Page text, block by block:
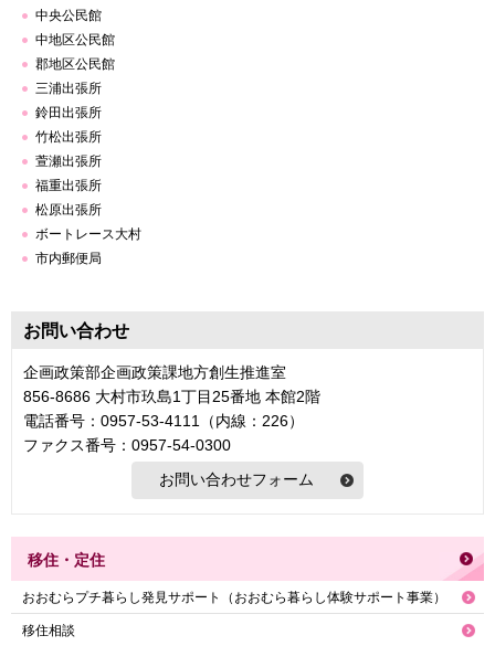
中央公民館
中地区公民館
郡地区公民館
三浦出張所
鈴田出張所
竹松出張所
萱瀬出張所
福重出張所
松原出張所
ボートレース大村
市内郵便局
お問い合わせ
企画政策部企画政策課地方創生推進室
856-8686 大村市玖島1丁目25番地 本館2階
電話番号：0957-53-4111（内線：226）
ファクス番号：0957-54-0300
移住・定住
おおむらプチ暮らし発見サポート（おおむら暮らし体験サポート事業）
移住相談